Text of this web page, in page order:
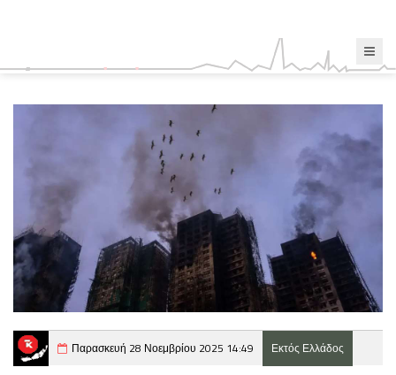
Παρασκευή 28 Νοεμβρίου 2025 14:49 Εκτός Ελλάδος